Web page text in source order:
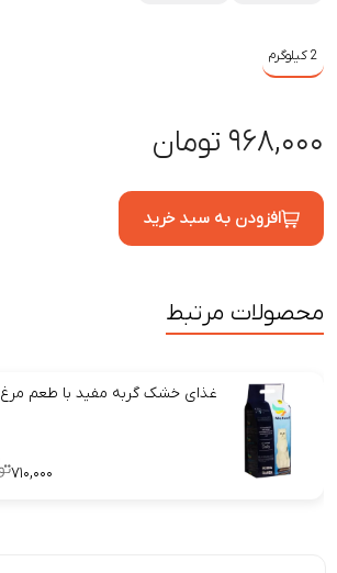
2 کیلوگرم
۹۶۸,۰۰۰ تومان
افزودن به سبد خرید
محصولات مرتبط
غذای خشک گربه مفید با طعم مرغ
۷۱۰,۰۰۰